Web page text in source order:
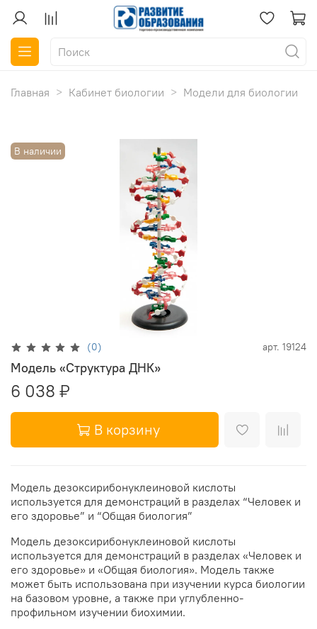
Главная Кабинет биологии Модели для биологии
В наличии
(0) арт. 19124
Модель «Структура ДНК»
6 038 ₽
В корзину
Модель дезоксирибонуклеиновой кислоты
используется для демонстраций в разделах “Человек и
его здоровье” и “Общая биология”
Модель дезоксирибонуклеиновой кислоты
используется для демонстраций в разделах «Человек и
его здоровье» и «Общая биология». Модель также
может быть использована при изучении курса биологии
на базовом уровне, а также при углубленно-
профильном изучении биохимии.